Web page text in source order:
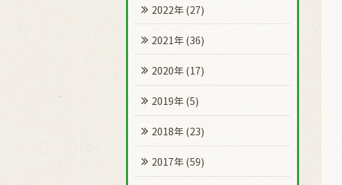
2022年 (27)
2021年 (36)
2020年 (17)
2019年 (5)
2018年 (23)
2017年 (59)